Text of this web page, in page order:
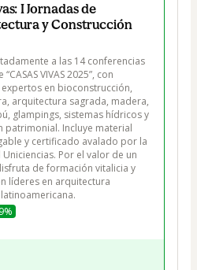
I Jornadas de
y Construcción
a las 14 conferencias
VIVAS 2025”, con
en bioconstrucción,
arquitectura sagrada, madera,
glampings, sistemas hídricos y
patrimonial. Incluye material
y certificado avalado por la
Por el valor de un
de formación vitalicia y
líderes en arquitectura